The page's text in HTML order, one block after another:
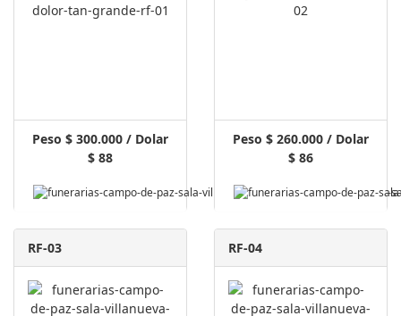
Peso $ 300.000 / Dolar
$ 88
Peso $ 260.000 / Dolar
$ 86
RF-03 RF-04